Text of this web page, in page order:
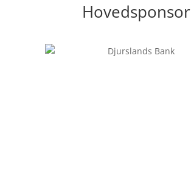
Hovedsponsor